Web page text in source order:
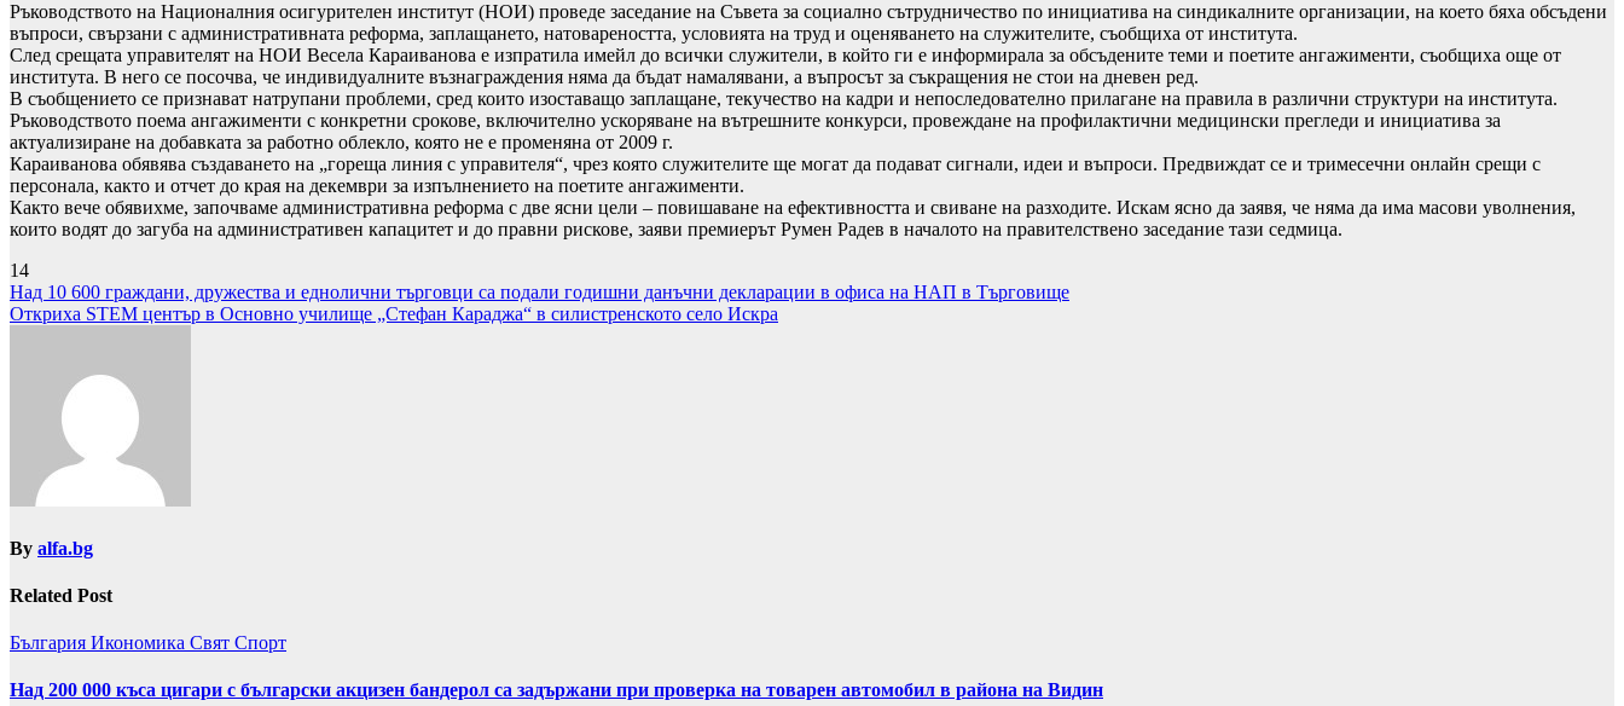
Ръководството на Националния осигурителен институт (НОИ) проведе заседание на Съвета за социално сътрудничество по инициатива на синдикалните организации, на което бяха обсъдени
въпроси, свързани с административната реформа, заплащането, натовареността, условията на труд и оценяването на служителите, съобщиха от института.
След срещата управителят на НОИ Весела Караиванова е изпратила имейл до всички служители, в който ги е информирала за обсъдените теми и поетите ангажименти, съобщиха още от
института. В него се посочва, че индивидуалните възнаграждения няма да бъдат намалявани, а въпросът за съкращения не стои на дневен ред.
В съобщението се признават натрупани проблеми, сред които изоставащо заплащане, текучество на кадри и непоследователно прилагане на правила в различни структури на института.
Ръководството поема ангажименти с конкретни срокове, включително ускоряване на вътрешните конкурси, провеждане на профилактични медицински прегледи и инициатива за
актуализиране на добавката за работно облекло, която не е променяна от 2009 г.
Караиванова обявява създаването на „гореща линия с управителя“, чрез която служителите ще могат да подават сигнали, идеи и въпроси. Предвиждат се и тримесечни онлайн срещи с
персонала, както и отчет до края на декември за изпълнението на поетите ангажименти.
Както вече обявихме, започваме административна реформа с две ясни цели – повишаване на ефективността и свиване на разходите. Искам ясно да заявя, че няма да има масови уволнения,
които водят до загуба на административен капацитет и до правни рискове, заяви премиерът Румен Радев в началото на правителствено заседание тази седмица.
14
Навигация
Над 10 600 граждани, дружества и еднолични търговци са подали годишни данъчни декларации в офиса на НАП в Търговище
Откриха STEM център в Основно училище „Стефан Караджа“ в силистренското село Искра
By alfa.bg
Related Post
България Икономика Свят Спорт
Над 200 000 къса цигари с български акцизен бандерол са задържани при проверка на товарен автомобил в района на Видин